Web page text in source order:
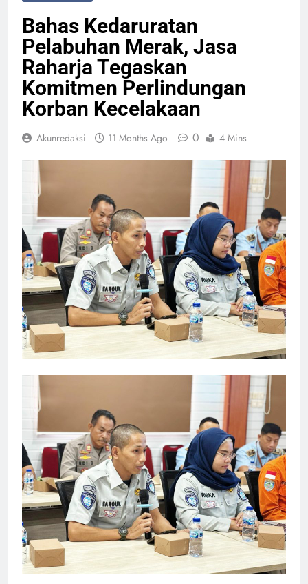
Bahas Kedaruratan
Pelabuhan Merak, Jasa
Raharja Tegaskan
Komitmen Perlindungan
Korban Kecelakaan
Akunredaksi 11 Months Ago 0 4 Mins